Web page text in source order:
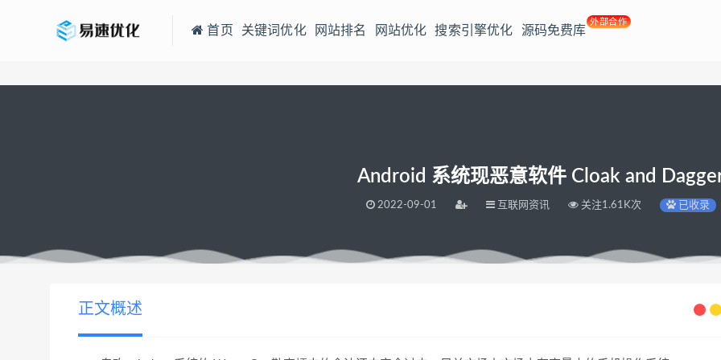
首页 关键词优化 网站排名 网站优化 搜索引擎优化 源码免费库
外部合作
Android 系统现恶意软件 Cloak and
2022-09-01 互联网资讯 关注1.61K次 已收录
当前位置： 易速网站优化公司 >Android 系统现恶意软件 Cloak and Dagger
正文概述